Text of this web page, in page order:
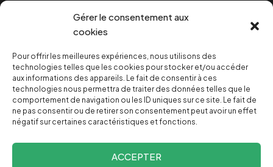
Gérer le consentement aux
cookies
Pour offrir les meilleures expériences, nous utilisons des
technologies telles que les cookies pour stocker et/ou accéder
aux informations des appareils. Le fait de consentir à ces
technologies nous permettra de traiter des données telles que le
comportement de navigation ou les ID uniques sur ce site. Le fait de
ne pas consentir ou de retirer son consentement peut avoir un effet
négatif sur certaines caractéristiques et fonctions.
ACCEPTER
NOUS SOUTENIR
NOTRE NEWSLETTER